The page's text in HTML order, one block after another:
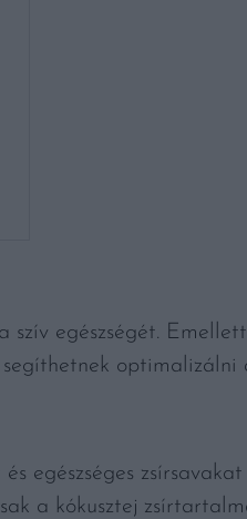
egészségét.
optimalizálni
egészséges
a kókusztej